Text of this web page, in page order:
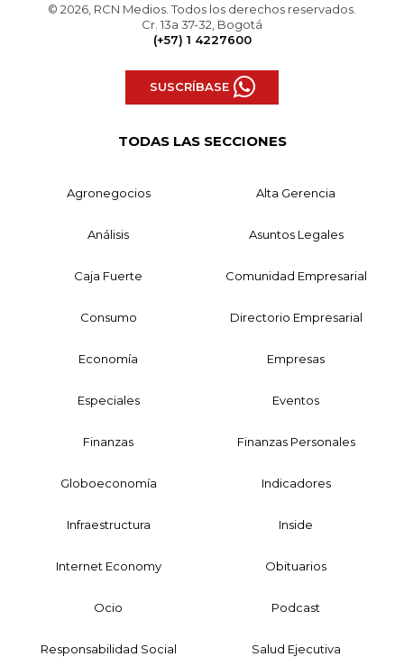
© 2026, RCN Medios. Todos los derechos reservados.
Cr. 13a 37-32, Bogotá
(+57) 1 4227600
SUSCRÍBASE
TODAS LAS SECCIONES
Agronegocios Alta Gerencia
Análisis Asuntos Legales
Caja Fuerte Comunidad Empresarial
Consumo Directorio Empresarial
Economía Empresas
Especiales Eventos
Finanzas Finanzas Personales
Globoeconomía Indicadores
Infraestructura Inside
Internet Economy Obituarios
Ocio Podcast
Responsabilidad Social Salud Ejecutiva